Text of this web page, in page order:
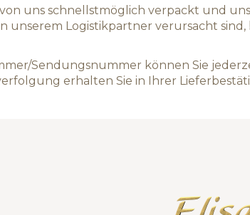
uns schnellstmöglich verpackt und
unserem Logistikpartner verursacht sind,
Sendungsnummer können Sie
erhalten Sie in Ihrer